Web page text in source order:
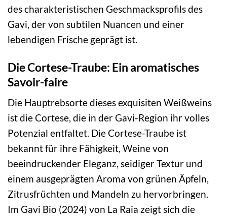
des charakteristischen Geschmacksprofils des
Gavi, der von subtilen Nuancen und einer
lebendigen Frische geprägt ist.
Die Cortese-Traube: Ein aromatisches
Savoir-faire
Die Hauptrebsorte dieses exquisiten Weißweins
ist die Cortese, die in der Gavi-Region ihr volles
Potenzial entfaltet. Die Cortese-Traube ist
bekannt für ihre Fähigkeit, Weine von
beeindruckender Eleganz, seidiger Textur und
einem ausgeprägten Aroma von grünen Äpfeln,
Zitrusfrüchten und Mandeln zu hervorbringen.
Im Gavi Bio (2024) von La Raia zeigt sich die